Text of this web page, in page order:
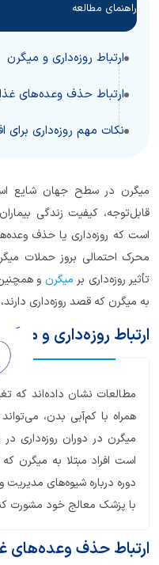
راهنمای مطالعه
ارتباط روزه‌داری و میگرن
ارتباط حذف وعده‌های
نکات مهم روزه‌داری برای
میگرن در سطح جهان شایع
قابل‌توجه، کیفیت زندگی
است که روزه‌داری یا حذف
محرک احتمالی بروز حملات
تأثیر روزه‌داری بر میگرن و همچنین
به میگرن که قصد روزه‌داری
ارتباط روزه‌داری و
مطالعات نشان داده‌اند که
همراه با کم‌آبی بدن،
میگرن در دوران روزه‌داری
است افراد مبتلا به میگرن
دوره درباره شیوه‌های
با پزشک معالج خود مشورت
ارتباط حذف وعده‌های